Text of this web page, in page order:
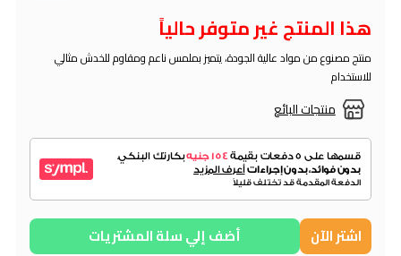
منتجات البائع
منتج مصنوع من مواد عالية الجودة، يتميز بملمس ناعم ومقاوم للخدش مثالي
للاستخدام
هذا المنتج غير متوفر حالياً
اشتر الآن أضف إلي سلة المشتريات